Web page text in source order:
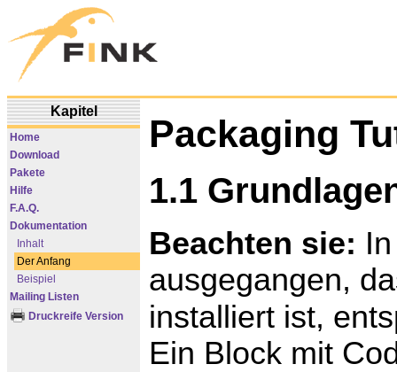
Kapitel
Home
Download
Pakete
Hilfe
F.A.Q.
Dokumentation
Inhalt
Der Anfang
Beispiel
Mailing Listen
Druckreife Version
Packaging
1.1
Beachten sie:
ausgegangen,
installiert ist,
Ein Block mit